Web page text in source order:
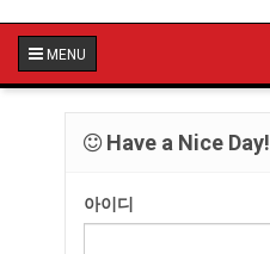
MENU
Have a Nice Day!
아이디